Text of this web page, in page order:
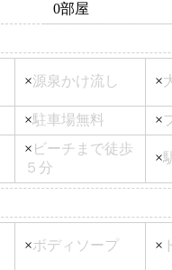
0部屋
×源泉かけ流し ×
×駐車場無料 ×
× ビーチまで徒歩
５分
×
×ボディソープ ×